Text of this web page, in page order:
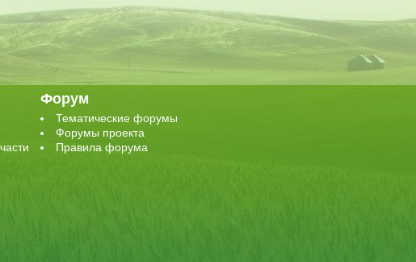
Форум
Тематические форумы
Форумы проекта
Правила форума